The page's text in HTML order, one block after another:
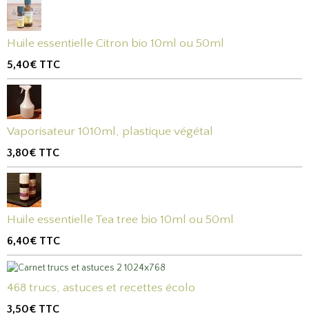
Huile essentielle Citron bio 10ml ou 50ml
5,40€ TTC
Vaporisateur 1010ml, plastique végétal
3,80€ TTC
Huile essentielle Tea tree bio 10ml ou 50ml
6,40€ TTC
468 trucs, astuces et recettes écolo
3,50€ TTC